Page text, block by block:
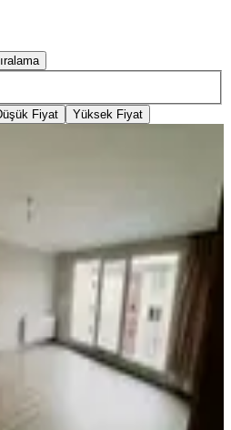
Fiyat Yüksek Fiyat
Mahallesi
06.08.2026
Özalp